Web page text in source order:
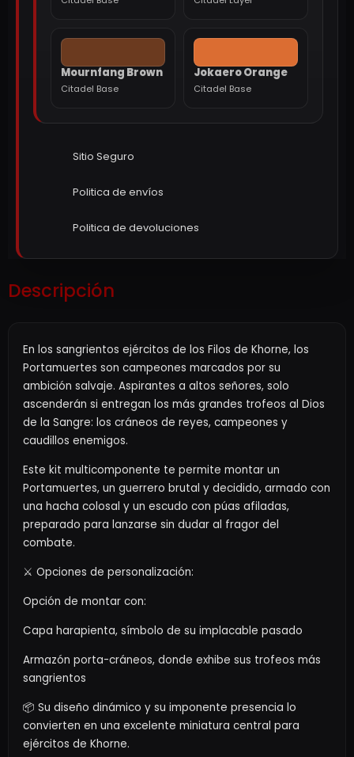
Mournfang Brown
Citadel Base
Jokaero Orange
Citadel Base
Sitio Seguro
Politica de envíos
Politica de devoluciones
Descripción
En los sangrientos ejércitos de los Filos de Khorne, los
Portamuertes son campeones marcados por su
ambición salvaje. Aspirantes a altos señores, solo
ascenderán si entregan los más grandes trofeos al Dios
de la Sangre: los cráneos de reyes, campeones y
caudillos enemigos.
Este kit multicomponente te permite montar un
Portamuertes, un guerrero brutal y decidido, armado con
una hacha colosal y un escudo con púas afiladas,
preparado para lanzarse sin dudar al fragor del
combate.
⚔️ Opciones de personalización:
Opción de montar con:
Capa harapienta, símbolo de su implacable pasado
Armazón porta-cráneos, donde exhibe sus trofeos más
sangrientos
📦 Su diseño dinámico y su imponente presencia lo
convierten en una excelente miniatura central para
ejércitos de Khorne.